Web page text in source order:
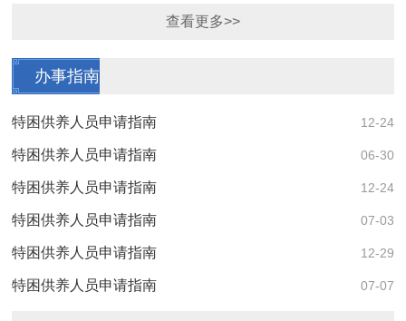
查看更多>>
办事指南
12-24
特困供养人员申请指南
06-30
特困供养人员申请指南
12-24
特困供养人员申请指南
07-03
特困供养人员申请指南
12-29
特困供养人员申请指南
07-07
特困供养人员申请指南